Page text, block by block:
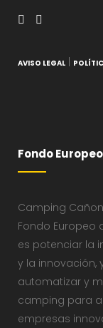
AVISO LEGAL
Fondo
Camping
Fondo Europeo
es potenciar la
y la innovación,
automatizar y
camping para
empresas